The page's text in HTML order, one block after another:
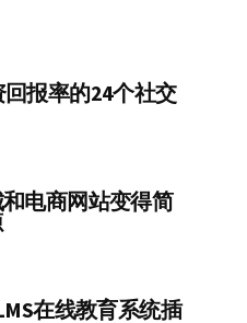
报率的24个社交
电商网站变得简
在线教育系统插